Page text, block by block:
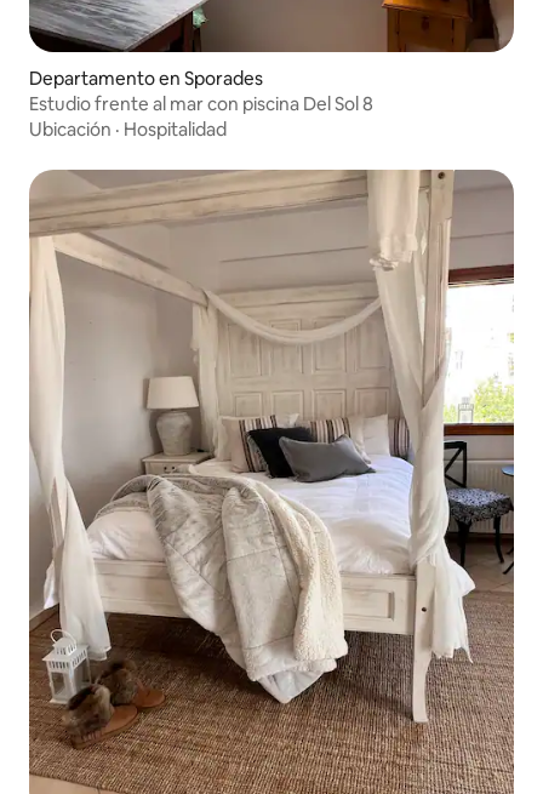
Departamento en Sporades
Estudio frente al mar con piscina Del Sol 8
Ubicación · Hospitalidad